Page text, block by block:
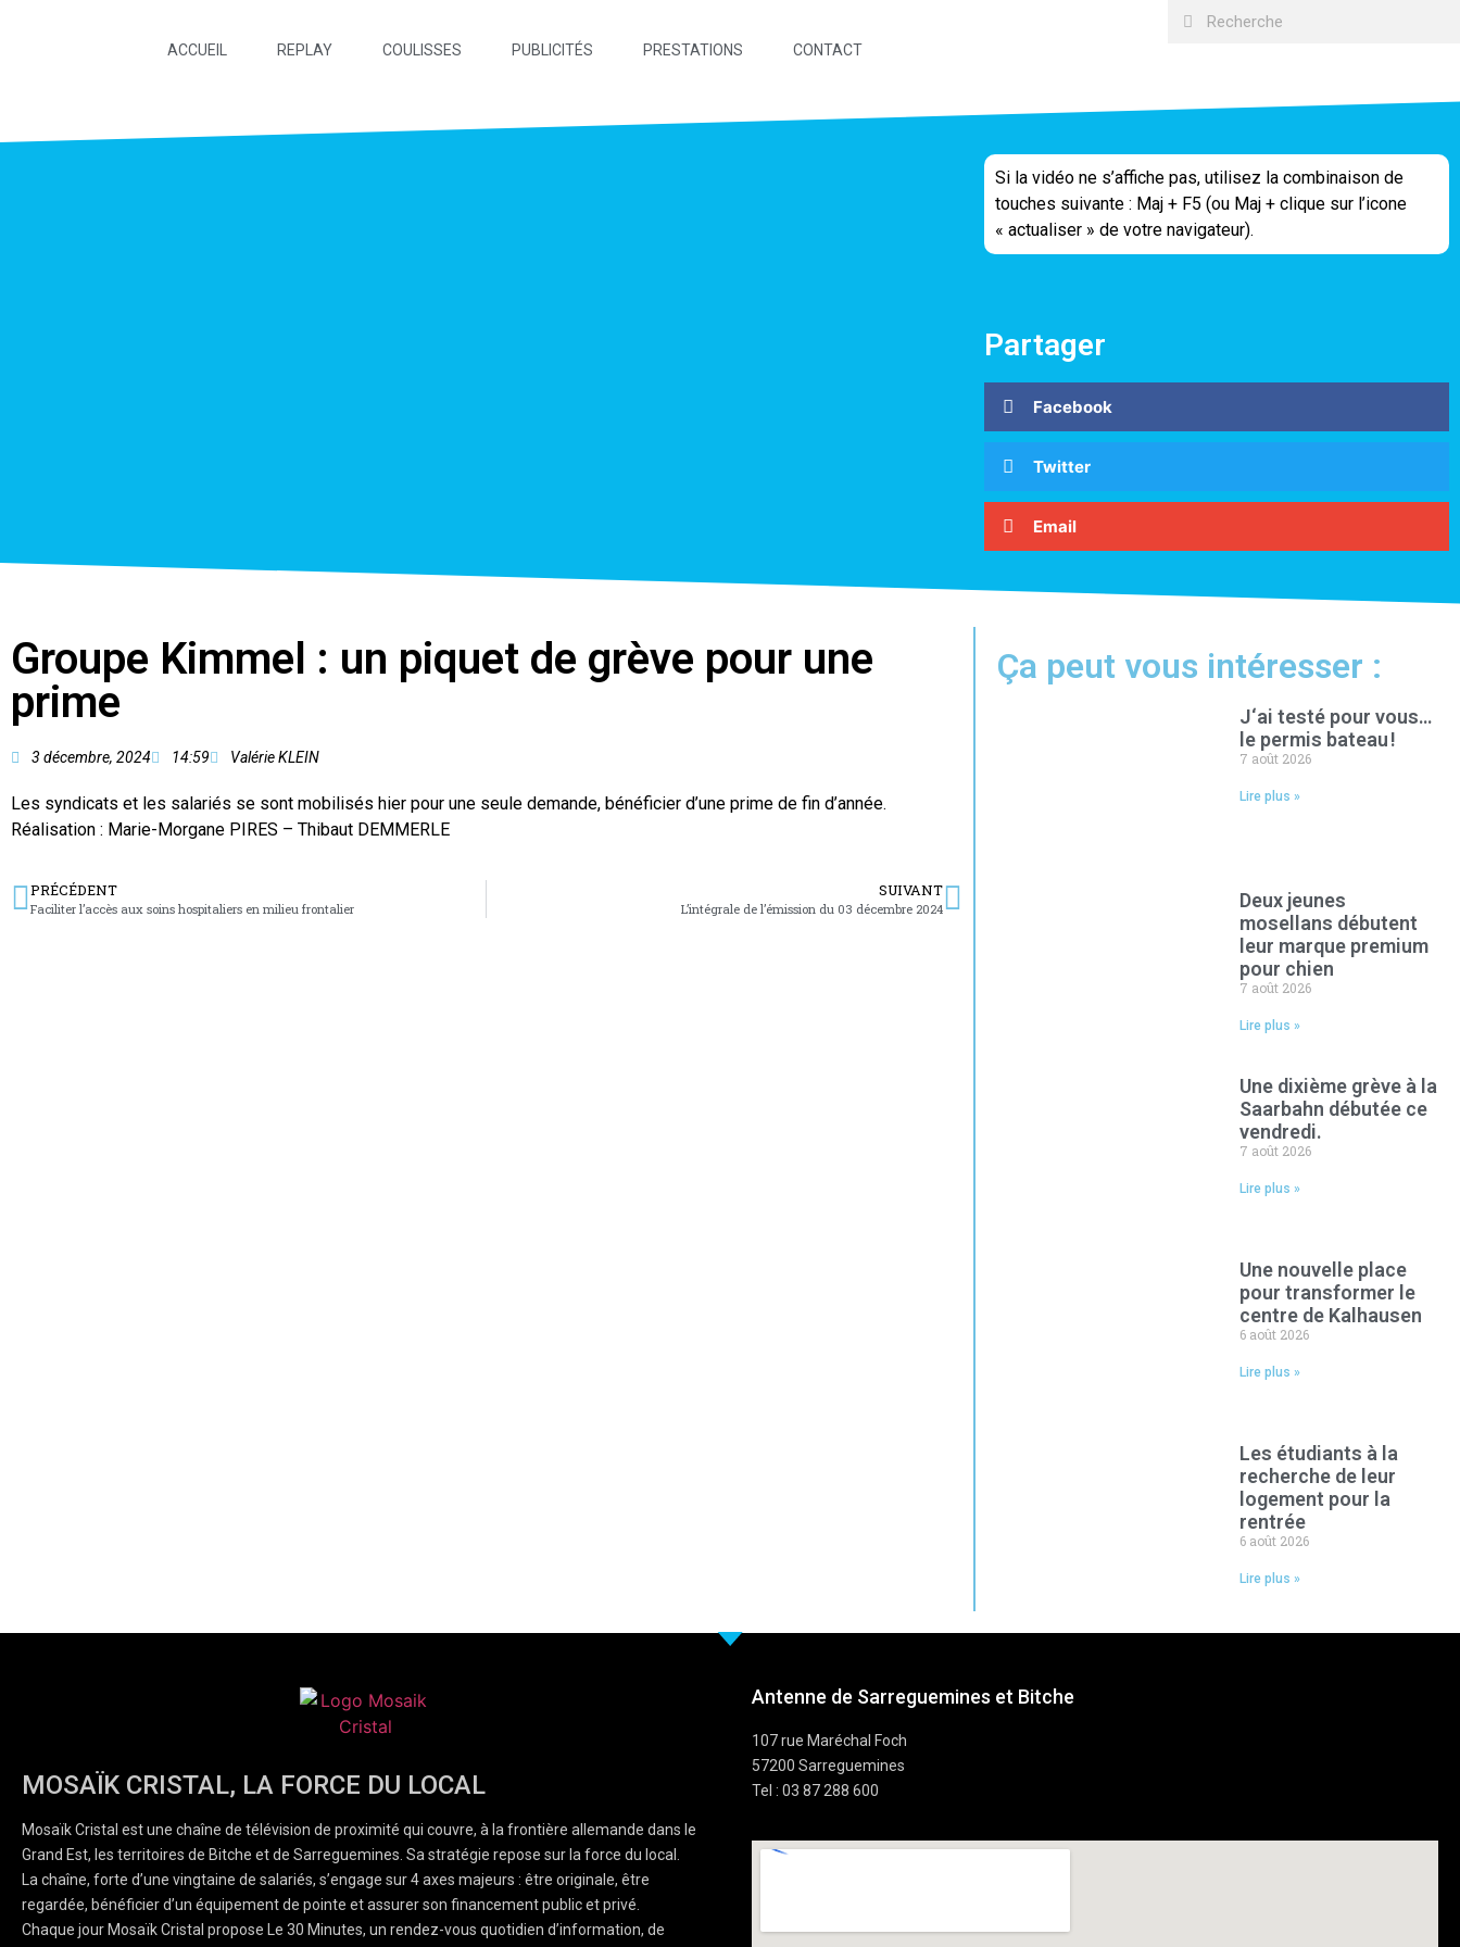
ACCUEIL REPLAY COULISSES PUBLICITÉS PRESTATIONS CONTACT
Si la vidéo ne s’affiche pas, utilisez la combinaison de
touches suivante : Maj + F5 (ou Maj + clique sur l’icone
« actualiser » de votre navigateur).
Partager
Facebook
Twitter
Email
Groupe Kimmel : un piquet de grève pour une
prime
3 décembre, 2024 14:59 Valérie KLEIN
Les syndicats et les salariés se sont mobilisés hier pour une seule demande, bénéficier d’une prime de fin d’année.
Réalisation : Marie-Morgane PIRES – Thibaut DEMMERLE
PRÉCÉDENT
Faciliter l’accès aux soins hospitaliers en milieu frontalier
SUIVANT
L’intégrale de l’émission du 03 décembre 2024
Ça peut vous intéresser :
J‘ai testé pour vous…
le permis bateau !
7 août 2026
Lire plus »
Deux jeunes
mosellans débutent
leur marque premium
pour chien
7 août 2026
Lire plus »
Une dixième grève à la
Saarbahn débutée ce
vendredi.
7 août 2026
Lire plus »
Une nouvelle place
pour transformer le
centre de Kalhausen
6 août 2026
Lire plus »
Les étudiants à la
recherche de leur
logement pour la
rentrée
6 août 2026
Lire plus »
MOSAÏK CRISTAL, LA FORCE DU LOCAL
Mosaïk Cristal est une chaîne de télévision de proximité qui couvre, à la frontière allemande dans le
Grand Est, les territoires de Bitche et de Sarreguemines. Sa stratégie repose sur la force du local.
La chaîne, forte d’une vingtaine de salariés, s’engage sur 4 axes majeurs : être originale, être
regardée, bénéficier d’un équipement de pointe et assurer son financement public et privé.
Chaque jour Mosaïk Cristal propose Le 30 Minutes, un rendez-vous quotidien d’information, de
Antenne de Sarreguemines et Bitche
107 rue Maréchal Foch
57200 Sarreguemines
Tel : 03 87 288 600